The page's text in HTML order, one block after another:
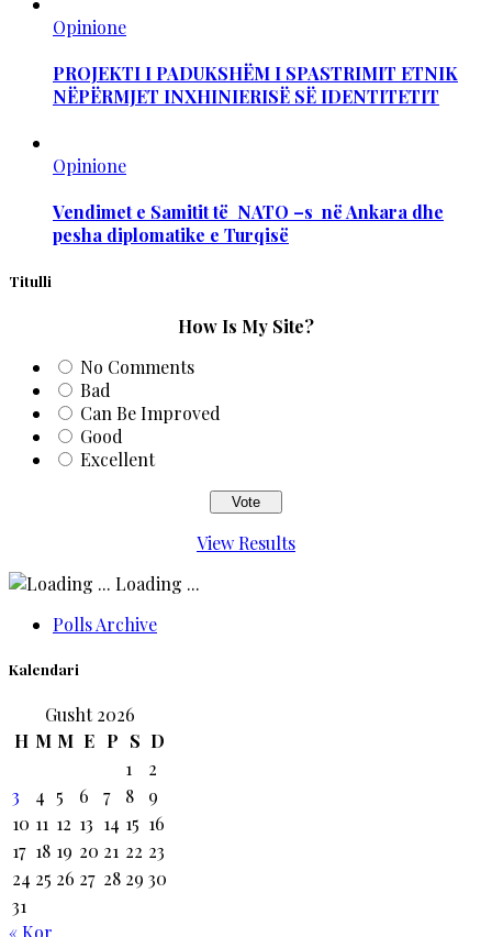
Opinione
PROJEKTI I PADUKSHËM I SPASTRIMIT ETNIK
NËPËRMJET INXHINIERISË SË IDENTITETIT
Opinione
Vendimet e Samitit të NATO –s në Ankara dhe
pesha diplomatike e Turqisë
Titulli
How Is My Site?
No Comments
Bad
Can Be Improved
Good
Excellent
View Results
Loading ...
Polls Archive
Kalendari
Gusht 2026
H M M E P S D
1
2
3
4 5 6 7 8
9
10 11 12 13 14 15 16
17 18 19 20 21 22 23
24 25 26 27 28 29 30
31
« Kor